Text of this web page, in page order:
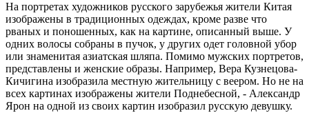
На портретах художников русского зарубежья жители Китая
изображены в традиционных одеждах, кроме разве что
рваных и поношенных, как на картине, описанный выше. У
одних волосы собраны в пучок, у других одет головной убор
или знаменитая азиатская шляпа. Помимо мужских портретов,
представлены и женские образы. Например, Вера Кузнецова-
Кичигина изобразила местную жительницу с веером. Но не на
всех картинах изображены жители Поднебесной, - Александр
Ярон на одной из своих картин изобразил русскую девушку.